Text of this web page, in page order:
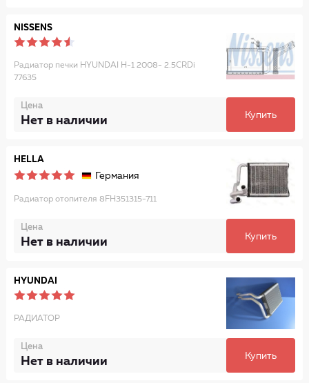
NISSENS
Радиатор печки HYUNDAI H-1 2008- 2.5CRDi
77635
Цена
Нет в наличии Купить
HELLA
Германия
Радиатор отопителя 8FH351315-711
Цена
Нет в наличии Купить
HYUNDAI
РАДИАТОР
Цена
Нет в наличии Купить